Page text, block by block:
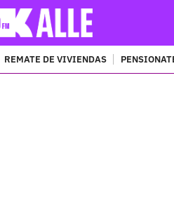
REMATE DE VIVIENDAS